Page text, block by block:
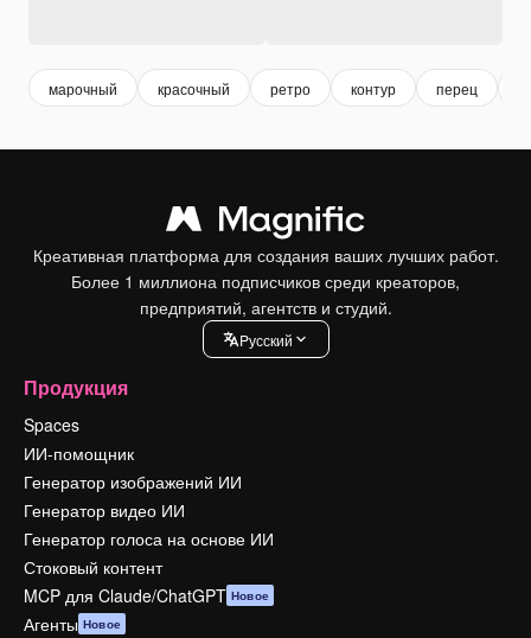
марочный красочный ретро контур перец
Креативная платформа для создания ваших лучших работ.
Более 1 миллиона подписчиков среди креаторов,
предприятий, агентств и студий.
Pусский
Продукция
Spaces
ИИ-помощник
Генератор изображений ИИ
Генератор видео ИИ
Генератор голоса на основе ИИ
Стоковый контент
MCP для Claude/ChatGPT Новое
Агенты Новое